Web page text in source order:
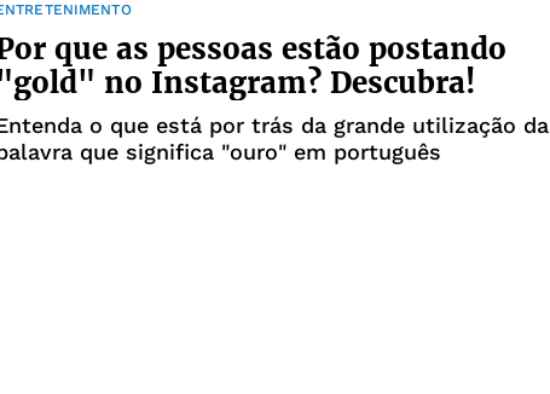
que as pessoas estão postando
no Instagram? Descubra!
o que está por trás da grande utilização da
que significa "ouro" em português